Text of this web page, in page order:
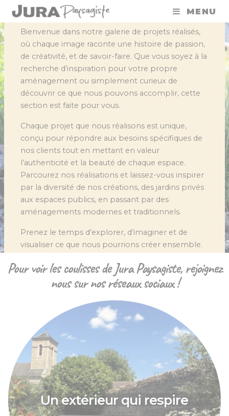
MENU
Bienvenue dans notre galerie de projets réalisés,
où chaque image raconte une histoire de passion,
de créativité, et de savoir-faire. Que vous soyez à la
recherche d’inspiration pour votre propre
aménagement ou simplement curieux de
découvrir ce que nous pouvons accomplir, cette
section est faite pour vous.
Chaque projet que nous réalisons est unique,
conçu pour répondre aux besoins spécifiques de
nos clients tout en mettant en valeur
l’authenticité et la beauté de chaque espace.
Parcourez nos réalisations et laissez-vous inspirer
par la diversité de nos créations, des jardins privés
aux espaces publics, en passant par des
aménagements modernes et traditionnels.
Prenez le temps d’explorer, d’imaginer et de
visualiser ce que nous pourrions créer ensemble.
cette galerie..
Pour voir les coulisses de Jura Paysagiste, rejoignez
nous sur nos réseaux sociaux !
Un extérieur qui respire
Panneau de gestion des cookies